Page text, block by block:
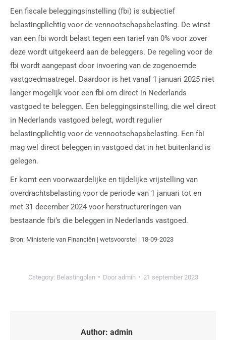
Een fiscale beleggingsinstelling (fbi) is subjectief
belastingplichtig voor de vennootschapsbelasting. De winst
van een fbi wordt belast tegen een tarief van 0% voor zover
deze wordt uitgekeerd aan de beleggers. De regeling voor de
fbi wordt aangepast door invoering van de zogenoemde
vastgoedmaatregel. Daardoor is het vanaf 1 januari 2025 niet
langer mogelijk voor een fbi om direct in Nederlands
vastgoed te beleggen. Een beleggingsinstelling, die wel direct
in Nederlands vastgoed belegt, wordt regulier
belastingplichtig voor de vennootschapsbelasting. Een fbi
mag wel direct beleggen in vastgoed dat in het buitenland is
gelegen.
Er komt een voorwaardelijke en tijdelijke vrijstelling van
overdrachtsbelasting voor de periode van 1 januari tot en
met 31 december 2024 voor herstructureringen van
bestaande fbi’s die beleggen in Nederlands vastgoed.
Bron: Ministerie van Financiën | wetsvoorstel | 18-09-2023
Category: Belastingplan Door admin 21 september 2023
Author: admin